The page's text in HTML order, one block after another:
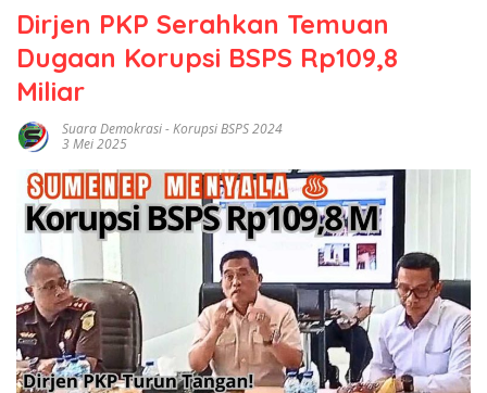
Dirjen PKP Serahkan Temuan
Dugaan Korupsi BSPS Rp109,8
Miliar
Suara Demokrasi-Korupsi BSPS 2024
3 Mei 2025